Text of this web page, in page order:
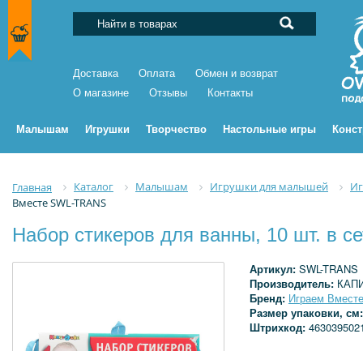
Доставка Оплата
Обмен и возврат
О магазине
Отзывы Контакты
Малышам Игрушки Творчество Настольные игры
Главная Каталог Малышам Игрушки для малышей
Вместе SWL-TRANS
Набор стикеров для ванны, 10 шт. в
Артикул: SWL-TRANS
Производитель:
Бренд: Играем Вместе
Размер упаковки,
Штрихкод: